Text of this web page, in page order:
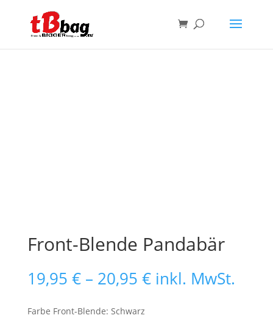
Front-Blende Pandabär
19,95 € – 20,95 €Preisspanne:
19,95 €
inkl. MwSt.
Farbe Front-Blende: Schwarz